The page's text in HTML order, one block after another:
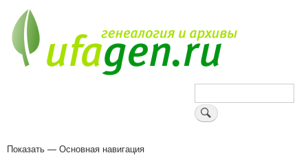
основному
содержанию
Поиск
Основная
Показать — Основная навигация